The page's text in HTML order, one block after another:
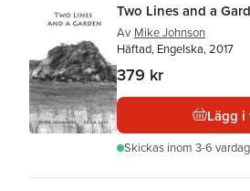
Two Lines and a
Av Mike Johnson
Häftad, Engelska, 2017
379 kr
Lägg i
Skickas inom 3-6